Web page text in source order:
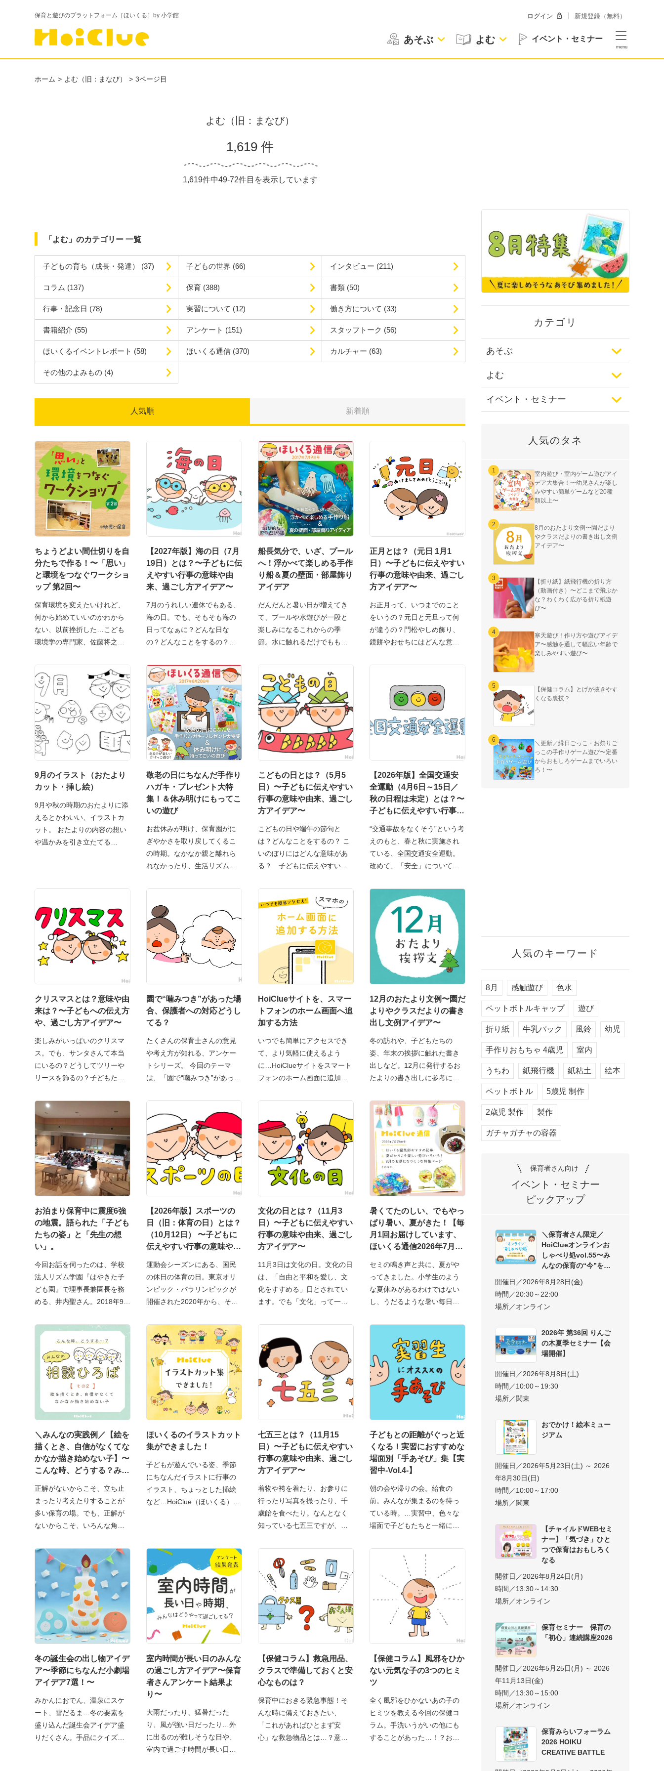
保育と遊びのプラットフォーム［ほいくる］by 小学館
あそぶ よむ イベント・セミナー
ログイン 新規登録（無料）
ホーム よむ（旧：まなび） 3ページ目
よむ（旧：まなび）
1,619 件
1,619件中49-72件目を表示しています
「よむ」のカテゴリー 一覧
子どもの育ち（成長・発達） (37) 子どもの世界 (66) インタビュー (211)
コラム (137) 保育 (388) 書類(50)
行事・記念日 (78) 実習について (12) 働き方について (33)
書籍紹介 (55) アンケート (151) スタッフトーク (56)
ほいくるイベントレポート (58) ほいくる通信 (370) カルチャー (63)
その他のよみもの (4)
人気順 新着順
ちょうどよい間仕切りを自
分たちで作る！〜「思い」
と環境をつなぐワークショ
ップ 第2回〜
保育環境を変えたいけれど、
何から始めていいのかわから
ない、以前挫折した…こども
環境学の専門家、佐藤将之先
【2027年版】海の日（7月
19日）とは？〜子どもに伝
えやすい行事の意味や由
来、過ごし方アイデア〜
7月のうれしい連休でもある、
海の日。でも、そもそも海の
日ってなぁに？どんな日な
の？どんなことをするの？子
船長気分で、いざ、プール
へ！浮かべて楽しめる手作
り船＆夏の壁面・部屋飾り
アイデア
だんだんと暑い日が増えてき
て、プールや水遊びが一段と
楽しみになるこれからの季
節。水に触れるだけでももち
正月とは？（元日 1月1
日）〜子どもに伝えやすい
行事の意味や由来、過ごし
方アイデア〜
お正月って、いつまでのこと
をいうの？元日と元旦って何
が違うの？門松やしめ飾り、
鏡餅やおせちにはどんな意味
9月のイラスト（おたより
カット・挿し絵）
9月や秋の時期のおたよりに添
えるとかわいい、イラストカ
ット。 おたよりの内容の想い
や温かみを引き立たてる
敬老の日にちなんだ手作り
ハガキ・プレゼント大特
集！＆休み明けにもってこ
いの遊び
お盆休みが明け、保育園がに
ぎやかさを取り戻してくるこ
の時期。なかなか親と離れら
れなかったり、生活リズムが
こどもの日とは？（5月5
日）〜子どもに伝えやすい
行事の意味や由来、過ごし
方アイデア〜
こどもの日や端午の節句と
は？どんなことをするの？ こ
いのぼりにはどんな意味があ
る？ 子どもに伝えやすい「
【2026年版】全国交通安
全運動（4月6日～15日／
秋の日程は未定）とは？〜
子どもに伝えやすい行事の
デア〜
“交通事故をなくそう”という考
えのもと、春と秋に実施され
ている、全国交通安全運動。
改めて、「安全」について
クリスマスとは？意味や由
来は？〜子どもへの伝え方
や、過ごし方アイデア〜
楽しみがいっぱいのクリスマ
ス。でも、サンタさんて本当
にいるの？どうしてツリーや
リースを飾るの？子どもたち
園で“噛みつき”があった場
合、保護者への対応どうし
てる？
たくさんの保育士さんの意見
や考え方が知れる、アンケー
トシリーズ。 今回のテーマ
は、「園で“噛みつき”があっ
HoiClueサイトを、スマー
トフォンのホーム画面へ追
加する方法
いつでも簡単にアクセスでき
て、より気軽に使えるよう
に…HoiClueサイトをスマート
フォンのホーム画面に追加す
12月のおたより文例〜園だ
よりやクラスだよりの書き
出し文例アイデア〜
冬の訪れや、子どもたちの
姿、年末の挨拶に触れた書き
出しなど。12月に発行するお
たよりの書き出しに参考にな
お泊まり保育中に震度6強
の地震。語られた「子ども
たちの姿」と「先生の想
い」。
今回お話を伺ったのは、学校
法人リズム学園『はやきた子
ども園』で理事長兼園長を務
める、井内聖さん。2018年9
【2026年版】スポーツの
日（旧：体育の日）とは？
（10月12日） 〜子どもに
伝えやすい行事の意味や由
運動会シーズンにある、国民
の休日の体育の日。東京オリ
ンピック・パラリンピックが
開催された2020年から、その
文化の日とは？（11月3
日）〜子どもに伝えやすい
行事の意味や由来、過ごし
方アイデア〜
11月3日は文化の日。文化の日
は、「自由と平和を愛し、文
化をすすめる」日とされてい
ます。でも「文化」って一
暑くてたのしい、でもやっ
ぱり暑い、夏がきた！【毎
月1回お届けしています、
ほいくる通信2026年7月26
セミの鳴き声と共に、夏がや
ってきました。小学生のよう
な夏休みがあるわけではない
し、うだるような暑い毎日な
＼みんなの実践例／【絵を
描くとき、自信がなくてな
かなか描き始めない子】〜
こんな時、どうする？みん
正解がないからこそ、立ち止
まったり考えたりすることが
多い保育の場。でも、正解が
ないからこそ、いろんな角度
ほいくるのイラストカット
集ができました！
子どもが遊んでいる姿、季節
にちなんだイラストに行事の
イラスト、ちょっとした挿絵
など…HoiClue（ほいくる）に
七五三とは？（11月15
日）〜子どもに伝えやすい
行事の意味や由来、過ごし
方アイデア〜
着物や袴を着たり、お参りに
行ったり写真を撮ったり、千
歳飴を食べたり。なんとなく
知っている七五三ですが、で
子どもとの距離がぐっと近
くなる！実習におすすめな
場面別「手あそび」集【実
習中-Vol.4-】
朝の会や帰りの会。給食の
前。みんなが集まるのを待っ
ている時。…実習中、色々な
場面で子どもたちと一緒に
冬の誕生会の出し物アイデ
ア〜季節にちなんだ小劇場
アイデア7選！〜
みかんにおでん、温泉にスケ
ート、雪だるま…冬の要素を
盛り込んだ誕生会アイデア盛
りだくさん。手品にクイズ、
室内時間が長い日のみんな
の過ごし方アイデア〜保育
者さんアンケート結果よ
り〜
大雨だったり、猛暑だった
り、風が強い日だったり…外
に出るのが難しそうな日や、
室内で過ごす時間が長い日な
【保健コラム】救急用品、
クラスで準備しておくと安
心なものは？
保育中におきる緊急事態！そ
んな時に備えておきたい、
「これがあればひとまず安
心」な救急物品とは…？意外
【保健コラム】風邪をひか
ない元気な子の3つのヒミ
ツ
全く風邪をひかないあの子の
ヒミツを教える今回の保健コ
ラム。手洗いうがいの他にも
することがあった…！？おう
カテゴリ
あそぶ
よむ
イベント・セミナー
人気のタネ
室内遊び・室内ゲーム遊びアイ
デア大集合！〜幼児さんが楽し
みやすい簡単ゲームなど20種
類以上〜
8月のおたより文例〜園だより
やクラスだよりの書き出し文例
アイデア〜
【折り紙】紙飛行機の折り方
（動画付き）〜どこまで飛ぶか
な？わくわく広がる折り紙遊
び〜
寒天遊び！作り方や遊びアイデ
ア〜感触を通して幅広い年齢で
楽しみやすい遊び〜
【保健コラム】とげが抜きやす
くなる裏技？
＼更新／縁日ごっこ・お祭りご
っこの手作りゲーム遊び〜定番
からおもしろゲームまでいろい
ろ！〜
人気のキーワード
8月 感触遊び 色水
ペットボトルキャップ 遊び
折り紙 牛乳パック 風鈴 幼児
手作りおもちゃ 4歳児 室内
うちわ 紙飛行機 紙粘土 絵本
ペットボトル 5歳児 制作
2歳児 製作 製作
ガチャガチャの容器
保育者さん向け
イベント・セミナー
ピックアップ
＼保育者さん限定／
HoiClueオンラインお
しゃべり処vol.55〜み
んなの保育の“今”を交
開催日／2026年8月28日(金)
時間／20:30～22:00
場所／オンライン
2026年 第36回 りんご
の木夏季セミナー【会
場開催】
開催日／2026年8月8日(土)
時間／10:00～19:30
場所／関東
おでかけ！絵本ミュー
ジアム
開催日／2026年5月23日(土) ～ 2026
年8月30日(日)
時間／10:00～17:00
場所／関東
【チャイルドWEBセミ
ナー】「気づき」ひと
つで保育はおもしろく
なる
開催日／2026年8月24日(月)
時間／13:30～14:30
場所／オンライン
保育セミナー 保育の
「初心」連続講座2026
開催日／2026年5月25日(月) ～ 2026
年11月13日(金)
時間／13:30～15:00
場所／オンライン
保育みらいフォーラム
2026 HOIKU
CREATIVE BATTLE